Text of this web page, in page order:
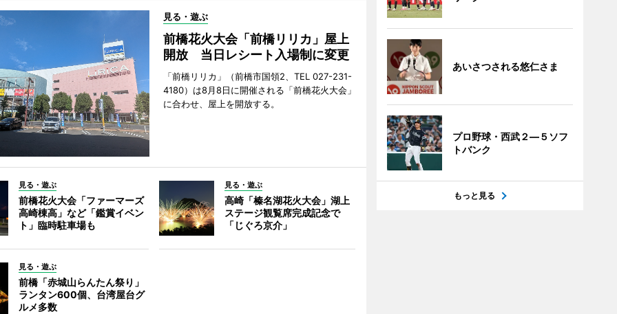
見る・遊ぶ
前橋花火大会「前橋リリカ」屋上
開放 当日レシート入場制に変更
「前橋リリカ」（前橋市国領2、TEL 027-231-
4180）は8月8日に開催される「前橋花火大会」
に合わせ、屋上を開放する。
見る・遊ぶ
前橋花火大会「ファーマーズ
高崎棟高」など「鑑賞イベン
ト」臨時駐車場も
見る・遊ぶ
高崎「榛名湖花火大会」湖上
ステージ観覧席完成記念で
「じぐろ京介」
見る・遊ぶ
前橋「赤城山らんたん祭り」
ランタン600個、台湾屋台グ
ルメ多数
あいさつされる悠仁さま
プロ野球・西武２―５ソフ
トバンク
もっと見る